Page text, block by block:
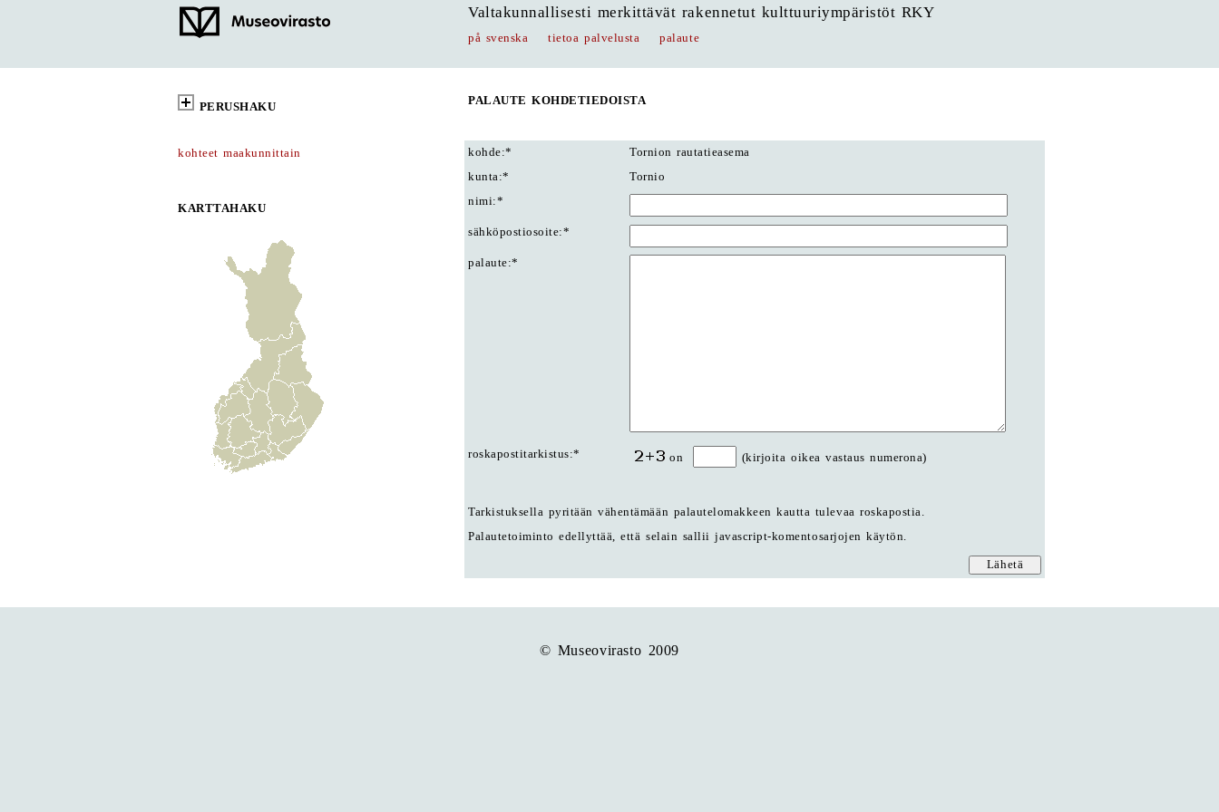
Valtakunnallisesti merkittävät rakennetut kulttuuriympäristöt RKY
på svenska tietoa palvelusta palaute
PERUSHAKU
kohteet maakunnittain
KARTTAHAKU
PALAUTE KOHDETIEDOISTA
kohde:*
Tornion rautatieasema
kunta:*
Tornio
nimi:*
sähköpostiosoite:*
palaute:*
roskapostitarkistus:* on (kirjoita oikea vastaus numerona)
Tarkistuksella pyritään vähentämään palautelomakkeen kautta tulevaa roskapostia.
Palautetoiminto edellyttää, että selain sallii javascript-komentosarjojen käytön.
© Museovirasto 2009